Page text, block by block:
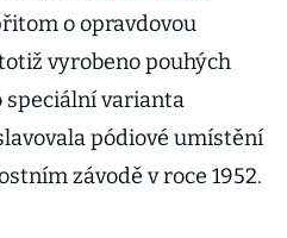
o opravdovou
vyrobeno pouhých
speciální varianta
pódiové umístění
závodě v roce 1952.